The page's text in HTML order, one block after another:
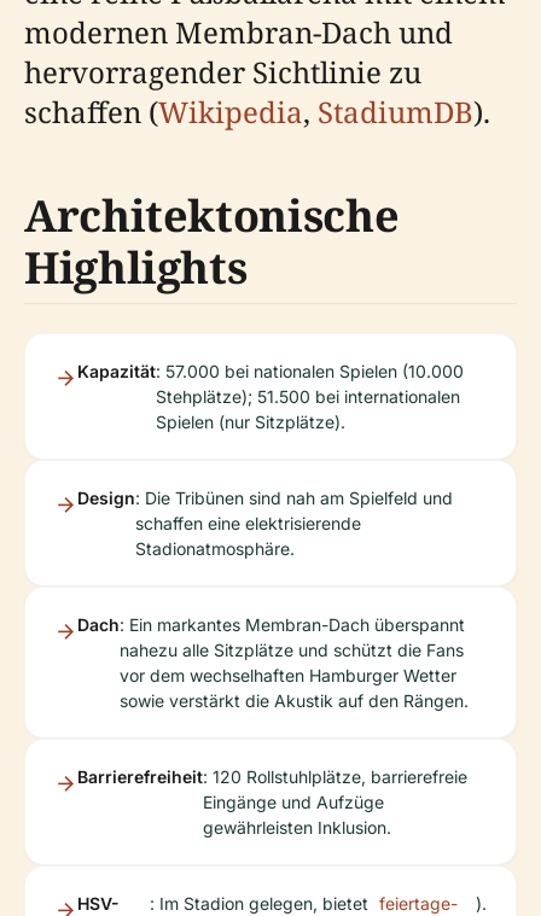
modernen Membran-Dach und
hervorragender Sichtlinie zu
schaffen (Wikipedia, StadiumDB).
Architektonische
Highlights
Kapazität: 57.000 bei nationalen Spielen (10.000
Stehplätze); 51.500 bei internationalen
Spielen (nur Sitzplätze).
Design: Die Tribünen sind nah am Spielfeld und
schaffen eine elektrisierende
Stadionatmosphäre.
Dach: Ein markantes Membran-Dach überspannt
nahezu alle Sitzplätze und schützt die Fans
vor dem wechselhaften Hamburger Wetter
sowie verstärkt die Akustik auf den Rängen.
Barrierefreiheit: 120 Rollstuhlplätze, barrierefreie
Eingänge und Aufzüge
gewährleisten Inklusion.
HSV-
: Im Stadion gelegen, bietet feiertage-
).